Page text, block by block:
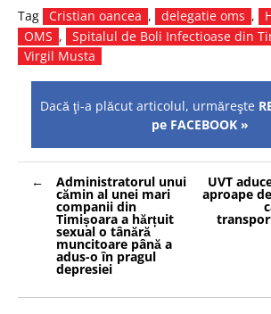
Tag Cristian oancea , delegatie oms ,
OMS , Spitalul de Boli Infectioase din
Virgil Musta
Dacă ţi-a plăcut articolul, urmăreşte
pe FACEBOOK »
Navigare
în
articole
Administratorul unui
cămin al unei mari
companii din
Timișoara a hărțuit
sexual o tânără
muncitoare până a
adus-o în pragul
depresiei
UVT
aproape